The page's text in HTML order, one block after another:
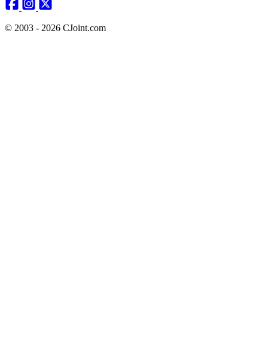
© 2003 - 2026 CJoint.com